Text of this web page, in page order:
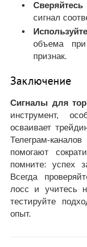
сигнал
объема
признак.
Заключение
Сигналы для
инструмент,
осваивает
Телеграм-
помогают
помните: успех
Всегда
лосс и учитесь
тестируйте
опыт.